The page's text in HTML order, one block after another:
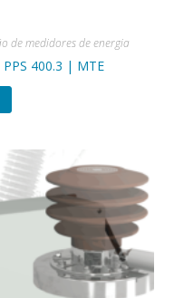
de medidores de energia
400.3 | MTE